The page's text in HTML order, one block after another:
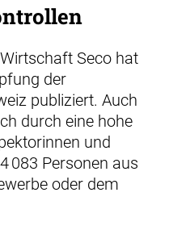
Seco hat
der
publiziert. Auch
durch eine hohe
und
083 Personen aus
oder dem